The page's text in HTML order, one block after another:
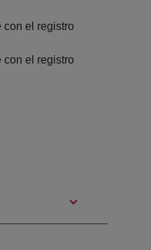
con el registro
con el registro